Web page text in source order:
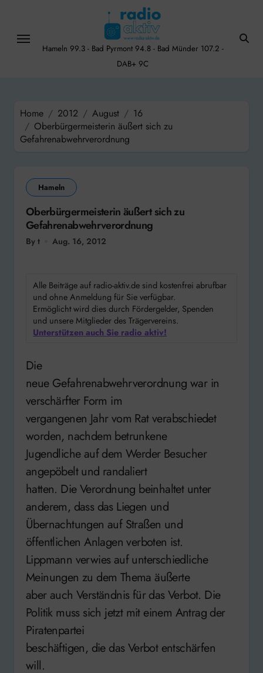
content
Hameln 99.3 - Bad Pyrmont 94.8 - Bad Münder 107.2 -
DAB+ 9C
Home 2012 August
16
Oberbürgermeisterin äußert sich zu
Gefahrenabwehrverordnung
Hameln
Oberbürgermeisterin äußert sich zu
Gefahrenabwehrverordnung
By t Aug. 16, 2012
Alle Beiträge auf radio-aktiv.de sind kostenfrei abrufbar
und ohne Anmeldung für Sie verfügbar.
Ermöglicht wird dies durch Fördergelder, Spenden
und unsere Mitglieder des Trägervereins.
Unterstützen auch Sie radio aktiv!
Die
neue Gefahrenabwehrverordnung war in
verschärfter Form im
vergangenen Jahr vom Rat verabschiedet
worden, nachdem betrunkene
Jugendliche auf dem Werder Besucher
angepöbelt und randaliert
hatten. Die Verordnung beinhaltet unter
anderem, dass das Liegen und
Übernachtungen auf Straßen und
öffentlichen Anlagen verboten ist.
Lippmann verwies auf unterschiedliche
Meinungen zu dem Thema äußerte
aber auch Verständnis für das Verbot. Die
Politik muss sich jetzt mit einem Antrag der
Piratenpartei
beschäftigen, die das Verbot entschärfen
will.